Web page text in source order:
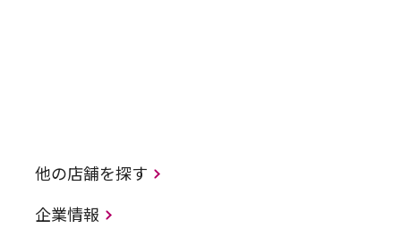
他の店舗を探す
企業情報